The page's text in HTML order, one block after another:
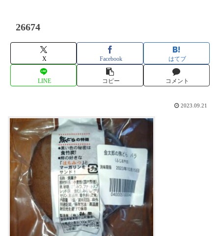
26674
X Facebook はてブ
LINE コピー コメント
2023.09.21